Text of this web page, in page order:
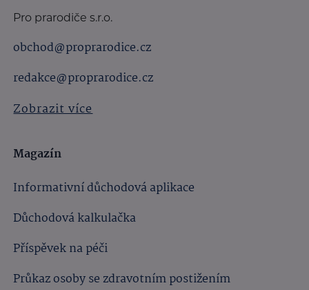
Pro prarodiče s.r.o.
obchod@proprarodice.cz
redakce@proprarodice.cz
Zobrazit více
Magazín
Informativní důchodová aplikace
Důchodová kalkulačka
Příspěvek na péči
Průkaz osoby se zdravotním postižením